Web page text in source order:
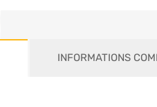
INFORMATIONS